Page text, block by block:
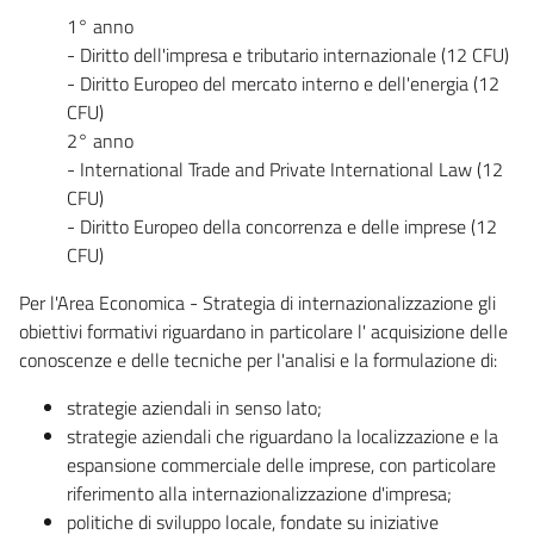
1° anno
- Diritto dell'impresa e tributario internazionale (12 CFU)
- Diritto Europeo del mercato interno e dell'energia (12
CFU)
2° anno
- International Trade and Private International Law (12
CFU)
- Diritto Europeo della concorrenza e delle imprese (12
CFU)
Per l'Area Economica - Strategia di internazionalizzazione gli
obiettivi formativi riguardano in particolare l' acquisizione delle
conoscenze e delle tecniche per l'analisi e la formulazione di:
strategie aziendali in senso lato;
strategie aziendali che riguardano la localizzazione e la
espansione commerciale delle imprese, con particolare
riferimento alla internazionalizzazione d'impresa;
politiche di sviluppo locale, fondate su iniziative